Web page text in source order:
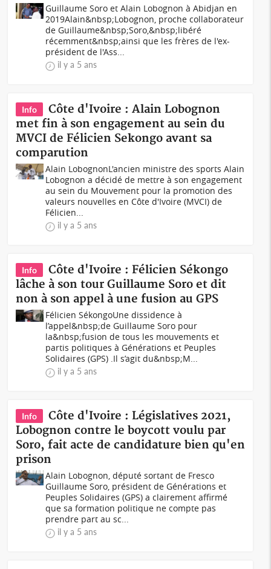
Guillaume Soro et Alain Lobognon à Abidjan en
2019Alain&nbsp;Lobognon, proche collaborateur
de Guillaume&nbsp;Soro,&nbsp;libéré
récemment&nbsp;ainsi que les frères de l'ex-
président de l'Ass...
il y a 5 ans
Info
Côte d'Ivoire : Alain Lobognon
met fin à son engagement au sein du
MVCI de Félicien Sekongo avant sa
comparution
Alain LobognonL'ancien ministre des sports Alain
Lobognon a décidé de mettre à son engagement
au sein du Mouvement pour la promotion des
valeurs nouvelles en Côte d'Ivoire (MVCI) de
Félicien...
il y a 5 ans
Info
Côte d'Ivoire : Félicien Sékongo
lâche à son tour Guillaume Soro et dit
non à son appel à une fusion au GPS
Félicien SékongoUne dissidence à
l’appel&nbsp;de Guillaume Soro pour
la&nbsp;fusion de tous les mouvements et
partis politiques à Générations et Peuples
Solidaires (GPS) .Il s’agit du&nbsp;M...
il y a 5 ans
Info
Côte d'Ivoire : Législatives 2021,
Lobognon contre le boycott voulu par
Soro, fait acte de candidature bien qu'en
prison
Alain Lobognon, député sortant de Fresco
Guillaume Soro, président de Générations et
Peuples Solidaires (GPS) a clairement affirmé
que sa formation politique ne compte pas
prendre part au sc...
il y a 5 ans